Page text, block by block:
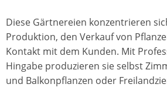
Diese Gärtnereien konzentrieren
Produktion, den Verkauf von
Kontakt mit dem Kunden. Mit
Hingabe produzieren sie selbst
und Balkonpflanzen oder